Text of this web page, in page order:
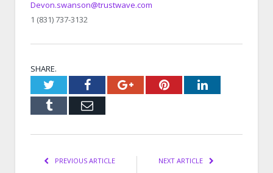
Devon.swanson@trustwave.com
1 (831) 737-3132
SHARE.
TwitterFacebookGoogle+PinterestLinkedIn
Tumblr Email
PREVIOUS ARTICLE NEXT ARTICLE